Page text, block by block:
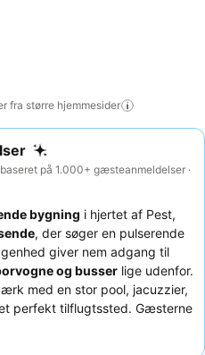
Express, Visa, Diners Club,
fra større hjemmesider
på 1.000+ gæsteanmeldelser ·
bygning i hjertet af Pest,
, der søger en pulserende
giver nem adgang til
og busser lige udenfor.
med en stor pool, jacuzzier,
perfekt tilflugtssted. Gæsterne